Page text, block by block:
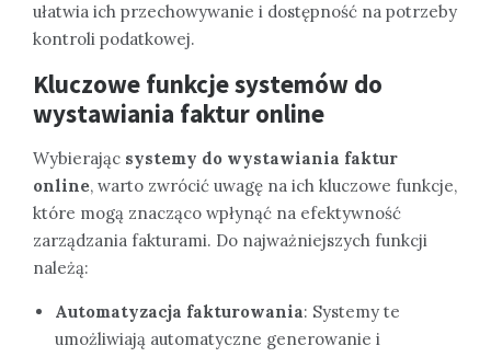
ułatwia ich przechowywanie i dostępność na potrzeby
kontroli podatkowej.
Kluczowe funkcje systemów do
wystawiania faktur online
Wybierając systemy do wystawiania faktur
online, warto zwrócić uwagę na ich kluczowe funkcje,
które mogą znacząco wpłynąć na efektywność
zarządzania fakturami. Do najważniejszych funkcji
należą:
Automatyzacja fakturowania: Systemy te
umożliwiają automatyczne generowanie i